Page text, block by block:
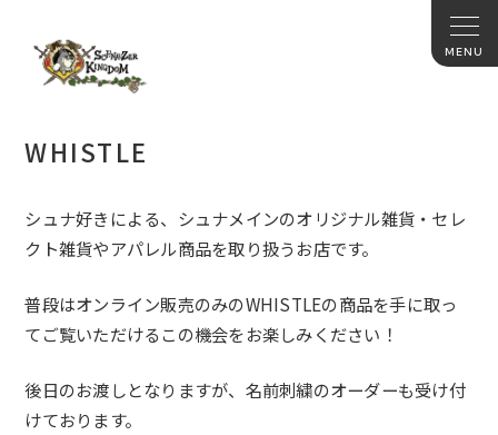
WHISTLE
シュナ好きによる、シュナメインのオリジナル雑貨・ セレ
クト雑貨やアパレル商品を取り扱うお店です。
普段はオンライン販売のみのWHISTLEの商品を手に取っ
てご覧いただけるこの機会をお楽しみください！
後日のお渡しとなりますが、 名前刺繍のオーダーも受け付
けております。